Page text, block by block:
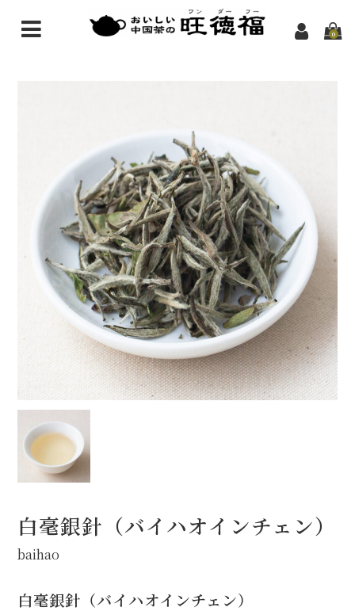
0
お茶の効能
店舗紹介
旺徳福の由来
メディア掲載
アクセス
茶房メニュー
オンラインショップ
お問合せ
白毫銀針（バイハオインチェン）
baihao
白毫銀針（バイハオインチェン）